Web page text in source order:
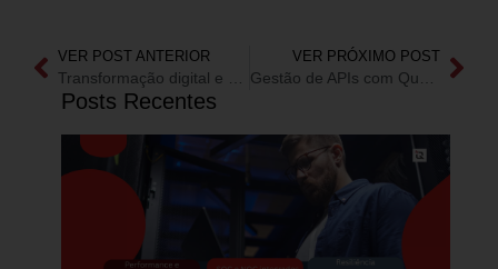
VER POST ANTERIOR
Transformação digital e gestão: por que uma consultoria de TI está falando sobre inteligência fiscal?
VER PRÓXIMO POST
Gestão de APIs com Qualität e Jitterbit: segurança e eficiência.
Posts Recentes